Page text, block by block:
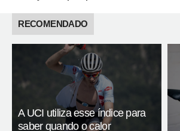
RECOMENDADO
A UCI utiliza esse índice para
saber quando o calor